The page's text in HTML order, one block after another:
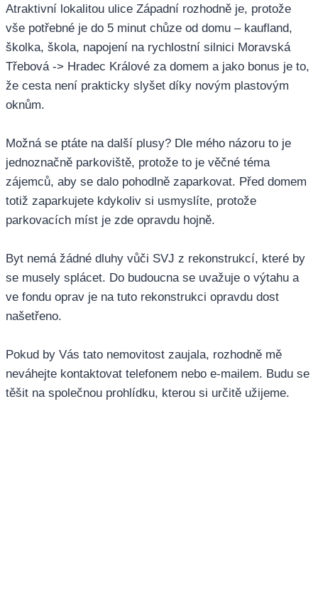
Atraktivní lokalitou ulice Západní rozhodně je, protože
vše potřebné je do 5 minut chůze od domu – kaufland,
školka, škola, napojení na rychlostní silnici Moravská
Třebová -> Hradec Králové za domem a jako bonus je to,
že cesta není prakticky slyšet díky novým plastovým
oknům.
Možná se ptáte na další plusy? Dle mého názoru to je
jednoznačně parkoviště, protože to je věčné téma
zájemců, aby se dalo pohodlně zaparkovat. Před domem
totiž zaparkujete kdykoliv si usmyslíte, protože
parkovacích míst je zde opravdu hojně.
Byt nemá žádné dluhy vůči SVJ z rekonstrukcí, které by
se musely splácet. Do budoucna se uvažuje o výtahu a
ve fondu oprav je na tuto rekonstrukci opravdu dost
našetřeno.
Pokud by Vás tato nemovitost zaujala, rozhodně mě
neváhejte kontaktovat telefonem nebo e-mailem. Budu se
těšit na společnou prohlídku, kterou si určitě užijeme.